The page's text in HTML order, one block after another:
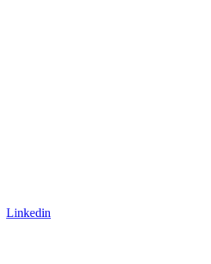
Linkedin